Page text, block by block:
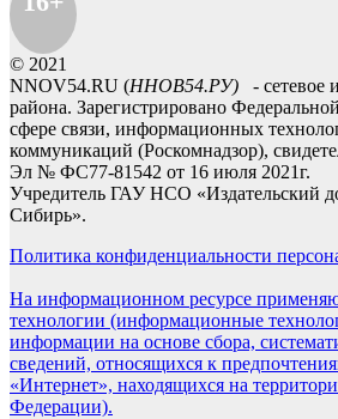
© 2021
NNOV54.RU (ННОВ54.РУ) - сетевое
района. Зарегистрировано
сфере связи, информационных
коммуникаций (Роскомнадзор),
Эл № ФС77-81542 от 16 июля 2021г.
Учредитель ГАУ НСО «Издательский
Сибирь».
Политика конфиденциальности
На информационном ресурсе
технологии (информационные
информации на основе сбора,
сведений, относящихся к
«Интернет», находящихся на
Федерации).